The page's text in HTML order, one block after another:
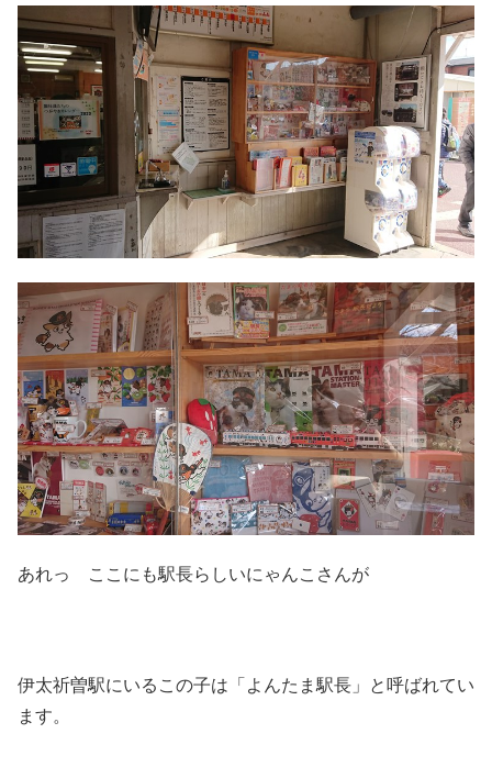
あれっ ここにも駅長らしいにゃんこさんが
伊太祈曽駅にいるこの子は「よんたま駅長」と呼ばれてい
ます。